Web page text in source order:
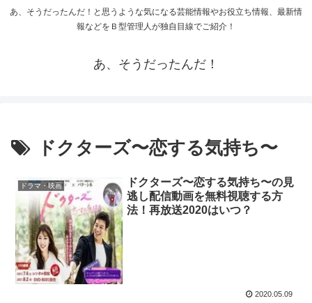
あ、そうだったんだ！と思うような気になる芸能情報やお役立ち情報、最新情
報などをＢ型管理人が独自目線でご紹介！
あ、そうだったんだ！
ドクターズ〜恋する気持ち〜
ドラマ・映画
ドクターズ〜恋する気持ち〜の見
逃し配信動画を無料視聴する方
法！再放送2020はいつ？
2020.05.09